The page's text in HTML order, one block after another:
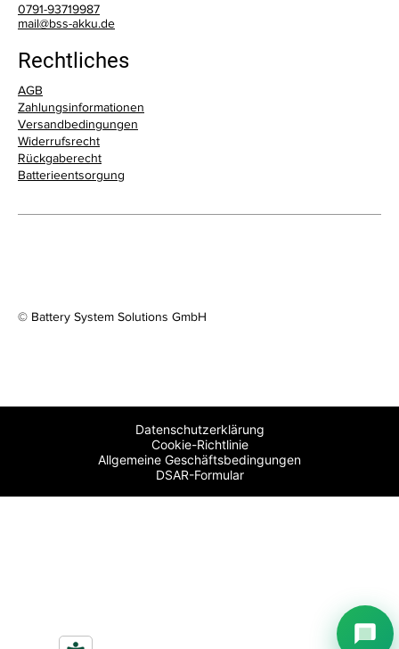
Rechtliches
AGB
Zahlungsinformationen
Versandbedingungen
Widerrufsrecht
Rückgaberecht
Batterieentsorgung
0791-93719987
mail@bss-akku.de
© Battery System Solutions GmbH
mail@bss-akku.de
Adresse
Kirchstrasse 2-4, 74523 Schw. Hall
Datenschutzerklärung
Cookie-Richtlinie
Allgemeine Geschäftsbedingungen
DSAR-Formular